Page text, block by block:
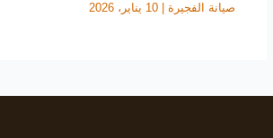
صيانة الفجيرة| 10 يناير، 2026